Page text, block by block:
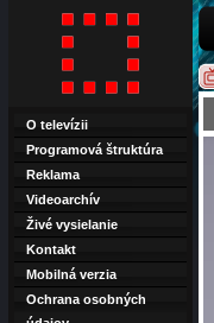
O televízii
Programová štruktúra
Reklama
Videoarchív
Živé vysielanie
Kontakt
Mobilná verzia
Ochrana osobných